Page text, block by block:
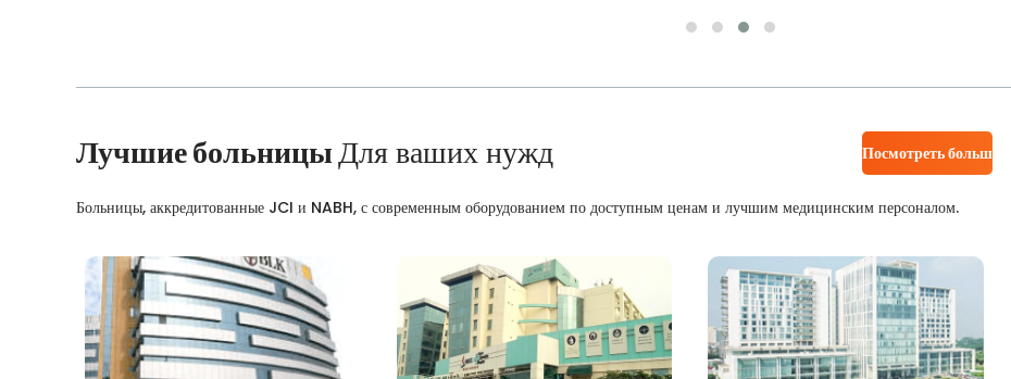
Лучшие больницыДля ваших нужд Посмотреть больше
Больницы, аккредитованные JCI и NABH, с современным оборудованием по доступным ценам и лучшим медицинским персоналом.